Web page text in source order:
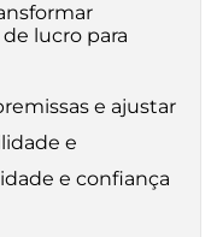
lucro para
e ajustar
e
e confiança